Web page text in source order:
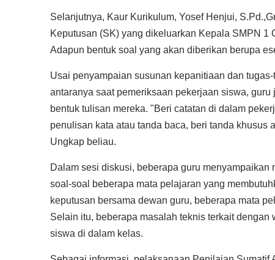
Selanjutnya, Kaur Kurikulum, Yosef Henjui,
Keputusan (SK) yang dikeluarkan Kepala SMPN
Adapun bentuk soal yang akan diberikan berupa
Usai penyampaian susunan kepanitiaan dan
antaranya saat pemeriksaan pekerjaan siswa,
bentuk tulisan mereka. "Beri catatan di dalam
penulisan kata atau tanda baca, beri tanda
Ungkap beliau.
Dalam sesi diskusi, beberapa guru
soal-soal beberapa mata pelajaran yang
keputusan bersama dewan guru, beberapa mata
Selain itu, beberapa masalah teknis terkait
siswa di dalam kelas.